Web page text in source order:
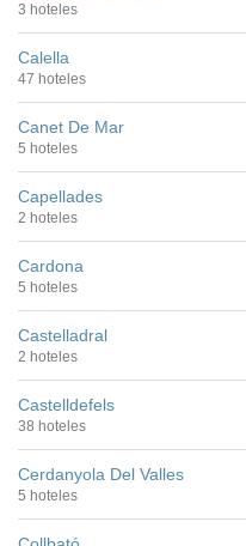
3 hoteles
Calella
47 hoteles
Canet De Mar
5 hoteles
Capellades
2 hoteles
Cardona
5 hoteles
Castelladral
2 hoteles
Castelldefels
38 hoteles
Cerdanyola Del Valles
5 hoteles